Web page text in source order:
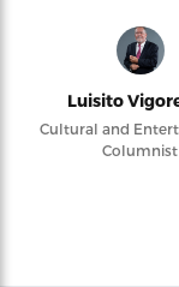
Luisito
Cultural and
Columnist